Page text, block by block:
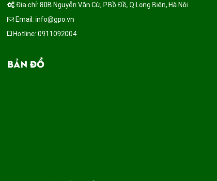
Địa chỉ: 80B Nguyễn Văn Cừ, P.Bồ Đề, Q.Long Biên, Hà Nội
Email: info@gpo.vn
Hotline: 0911092004
BẢN ĐỒ